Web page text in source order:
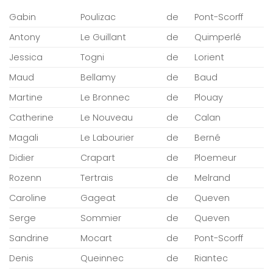
Gabin Poulizac de
Pont-Scorff
Antony
Le Guillant de
Quimperlé
Jessica
Togni de
Lorient
Maud
Bellamy de
Baud
Martine
Le Bronnec de
Plouay
Catherine
Le Nouveau de
Calan
Magali
Le Labourier de
Berné
Didier
Crapart de
Ploemeur
Rozenn
Tertrais de
Melrand
Caroline
Gageat de
Queven
Serge
Sommier de
Queven
Sandrine
Mocart de
Pont-Scorff
Denis
Queinnec de
Riantec